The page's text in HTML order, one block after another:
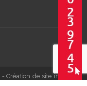
- Création de site internet :